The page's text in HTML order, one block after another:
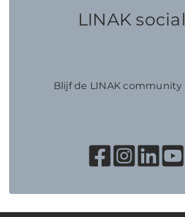
LINAK
Blijf de LINAK community